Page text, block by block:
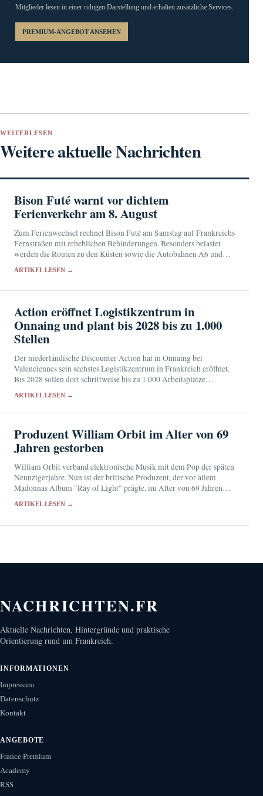
Mitglieder lesen in einer ruhigen Darstellung und erhalten zusätzliche Services.
PREMIUM-ANGEBOT ANSEHEN
WEITERLESEN
Weitere aktuelle Nachrichten
Bison Futé warnt vor dichtem
Ferienverkehr am 8. August
Zum Ferienwechsel rechnet Bison Futé am Samstag auf Frankreichs
Fernstraßen mit erheblichen Behinderungen. Besonders belastet
werden die Routen zu den Küsten sowie die Autobahnen A6 und
ARTIKEL LESEN →
Action eröffnet Logistikzentrum in
Onnaing und plant bis 2028 bis zu 1.000
Stellen
Der niederländische Discounter Action hat in Onnaing bei
Valenciennes sein sechstes Logistikzentrum in Frankreich eröffnet.
Bis 2028 sollen dort schrittweise bis zu 1.000 Arbeitsplätze
ARTIKEL LESEN →
Produzent William Orbit im Alter von 69
Jahren gestorben
William Orbit verband elektronische Musik mit dem Pop der späten
Neunzigerjahre. Nun ist der britische Produzent, der vor allem
Madonnas Album "Ray of Light" prägte, im Alter von 69 Jahren
ARTIKEL LESEN →
NACHRICHTEN.FR
Aktuelle Nachrichten, Hintergründe und praktische
Orientierung rund um Frankreich.
INFORMATIONEN
Impressum
Datenschutz
Kontakt
ANGEBOTE
France Premium
Academy
RSS